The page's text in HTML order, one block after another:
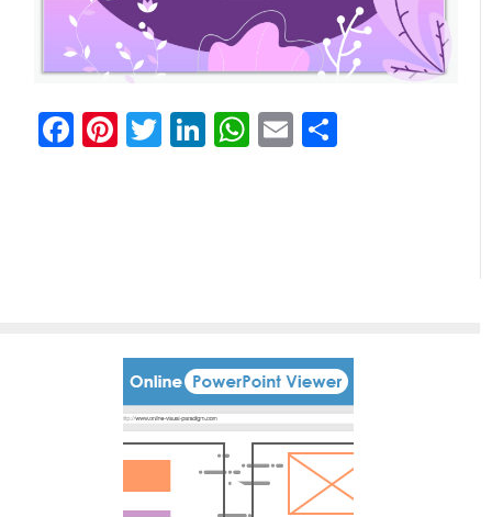
Facebook
Pinterest
Twitter
LinkedIn
WhatsApp
Email